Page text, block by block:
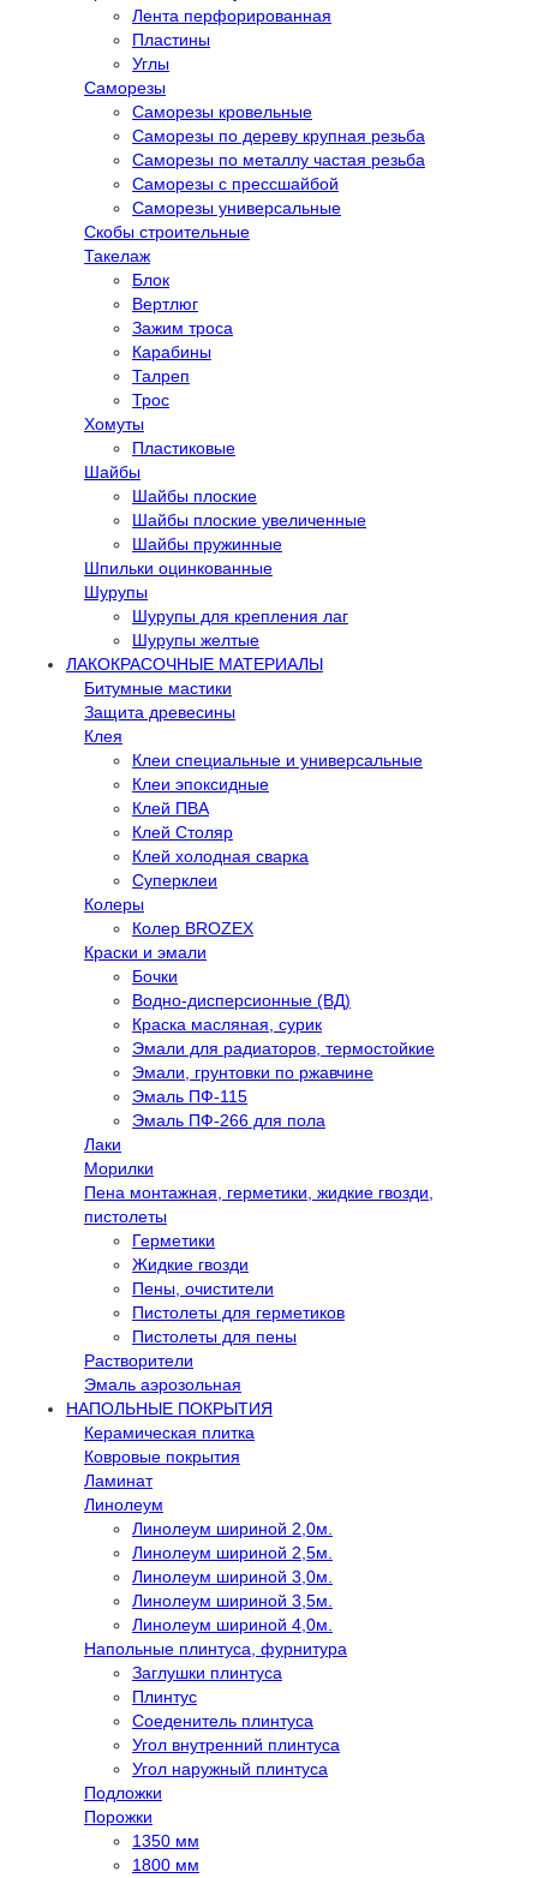
Лента перфорированная
Пластины
Углы
Саморезы
Саморезы кровельные
Саморезы по дереву крупная резьба
Саморезы по металлу частая резьба
Саморезы с прессшайбой
Саморезы универсальные
Скобы строительные
Такелаж
Блок
Вертлюг
Зажим троса
Карабины
Талреп
Трос
Хомуты
Пластиковые
Шайбы
Шайбы плоские
Шайбы плоские увеличенные
Шайбы пружинные
Шпильки оцинкованные
Шурупы
Шурупы для крепления лаг
Шурупы желтые
ЛАКОКРАСОЧНЫЕ МАТЕРИАЛЫ
Битумные мастики
Защита древесины
Клея
Клеи специальные и универсальные
Клеи эпоксидные
Клей ПВА
Клей Столяр
Клей холодная сварка
Суперклеи
Колеры
Колер BROZEX
Краски и эмали
Бочки
Водно-дисперсионные (ВД)
Краска масляная, сурик
Эмали для радиаторов, термостойкие
Эмали, грунтовки по ржавчине
Эмаль ПФ-115
Эмаль ПФ-266 для пола
Лаки
Морилки
Пена монтажная, герметики, жидкие гвозди,
пистолеты
Герметики
Жидкие гвозди
Пены, очистители
Пистолеты для герметиков
Пистолеты для пены
Растворители
Эмаль аэрозольная
НАПОЛЬНЫЕ ПОКРЫТИЯ
Керамическая плитка
Ковровые покрытия
Ламинат
Линолеум
Линолеум шириной 2,0м.
Линолеум шириной 2,5м.
Линолеум шириной 3,0м.
Линолеум шириной 3,5м.
Линолеум шириной 4,0м.
Напольные плинтуса, фурнитура
Заглушки плинтуса
Плинтус
Соеденитель плинтуса
Угол внутренний плинтуса
Угол наружный плинтуса
Подложки
Порожки
1350 мм
1800 мм